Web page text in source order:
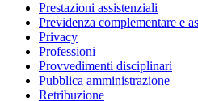
Prestazioni assistenziali
Previdenza complementare e
Privacy
Professioni
Provvedimenti disciplinari
Pubblica amministrazione
Retribuzione